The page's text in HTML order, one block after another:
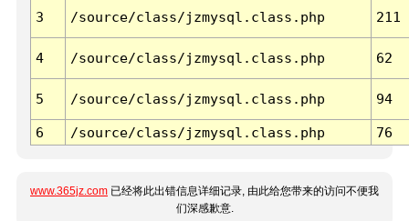
3 /source/class/jzmysql.class.php 211
4 /source/class/jzmysql.class.php 62
5 /source/class/jzmysql.class.php 94
6 /source/class/jzmysql.class.php 76
www.365jz.com 已经将此出错信息详细记录, 由此给您带来的访问不便我
们深感歉意.